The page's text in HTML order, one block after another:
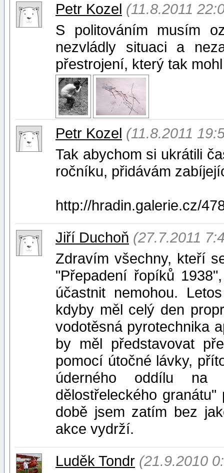
Petr Kozel (11.8.2011
S politováním musím
nezvládly situaci a
přestrojení, který tak
Petr Kozel (11.8.2011
Tak abychom si ukrátili
ročníku, přidávám
http://hradin.galerie.cz/
Jiří Duchoň (27.7.2011
Zdravím všechny, kteří
"Přepadení řopíků
účastnit nemohou.
kdyby měl celý den
vodotěsná pyrotechnika
by měl představovat
pomocí útočné lávky,
úderného oddílu
dělostřeleckého
době jsem zatím bez
akce vydrží.
Luděk Tondr (21.9.2010